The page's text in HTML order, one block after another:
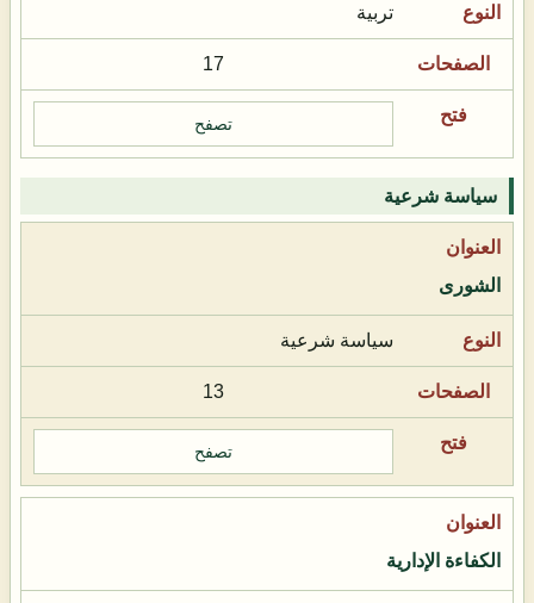
تربية
17
تصفح
سياسة شرعية
الشورى
سياسة شرعية
13
تصفح
الكفاءة الإدارية